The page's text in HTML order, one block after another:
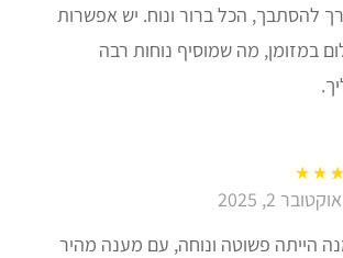
להסתבך, הכל ברור ונוח. יש אפשרות
במזומן, מה שמוסיף נוחות רבה
5
2, 2025
הייתה פשוטה ונוחה, עם מענה מהיר